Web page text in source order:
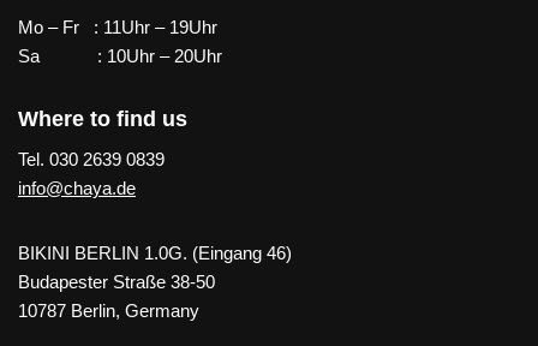
Mo – Fr : 11Uhr – 19Uhr
Sa : 10Uhr – 20Uhr
Where to find us
Tel. 030 2639 0839
info@chaya.de
BIKINI BERLIN 1.0G. (Eingang 46)
Budapester Straße 38-50
10787 Berlin, Germany